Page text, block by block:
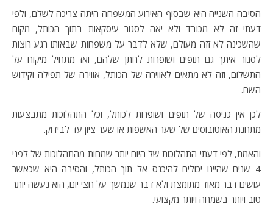
הסיבה השנייה היא שבסוף האירוע המשפחה היתה צריכה לשלם, ולפי
דעתי זה לא מכובד ולא יאה לסגור עיסקאות בתוך הכותל, מקום
שהשכינה לא זזה מעולם, שלא לדבר על משפחות שבאותו רגע רוצות
לסגור איתך גם תופים ושופרות לחתן שלהם, ואז מתחיל מיקוח על
התשלום, וזה לא מתאים לאווירה של הכותל, אווירה של תפילה וקידוש
השם.
לכן אין כניסה של תופים ושופרות לכותל, וכל התהלוכות מתבצעות
מתחנת האוטובוסים של שער האשפות או שער ציון עד לבידוק.
והאמת, לפי דעתי התהלוכות של היום יותר שמחות מהתהלוכות של לפני
4 שנים שהיינו יכולים להיכנס אל תוך הכותל, והסיבה היא שכאשר
עושים דבר מאוד מתומצת ולא דבר שנמשך על חצי יום, הוא נעשה יותר
טוב ויותר בשמחה ויותר מקצועי.